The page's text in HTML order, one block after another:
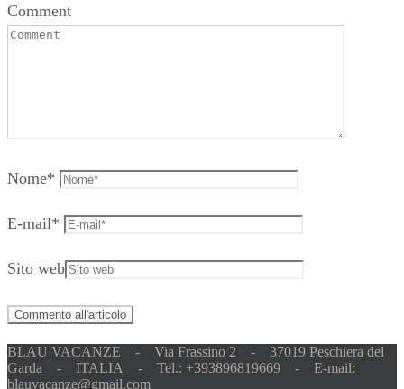
Comment
Nome*
E-mail*
Sito web
BLAU VACANZE - Via Frassino 2 - 37019 Peschiera del
Garda - ITALIA - Tel.: +393896819669 - E-mail:
blauvacanze@gmail.com